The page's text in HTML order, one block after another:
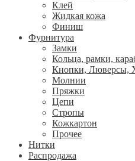
Клей
Жидкая кожа
Финиш
Фурнитура
Замки
Кольца, рамки,
Кнопки, Люверсы,
Молнии
Пряжки
Цепи
Стропы
Кожкартон
Прочее
Нитки
Распродажа